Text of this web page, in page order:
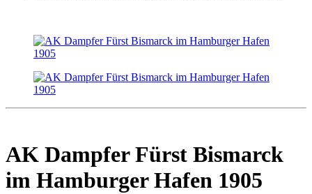
AK Dampfer Fürst Bismarck
im Hamburger Hafen 1905